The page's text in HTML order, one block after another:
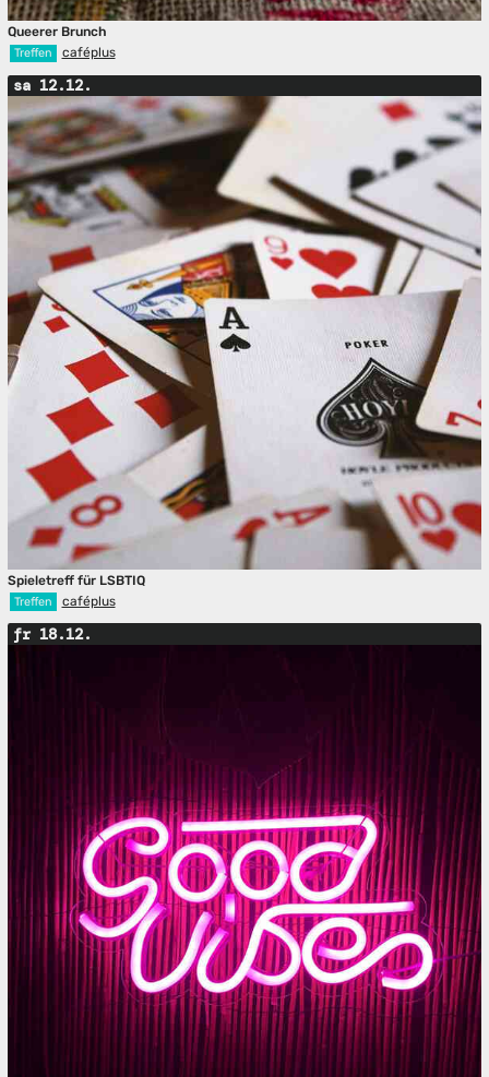
Queerer Brunch
Treffen caféplus
sa 12.12.
Spieletreff für LSBTIQ
Treffen caféplus
fr 18.12.